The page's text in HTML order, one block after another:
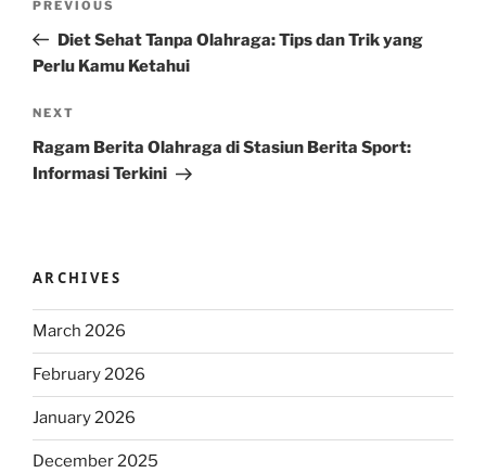
Previous
Post
PREVIOUS
Diet Sehat Tanpa Olahraga: Tips dan Trik yang
Perlu Kamu Ketahui
Next
Post
NEXT
Ragam Berita Olahraga di Stasiun Berita Sport:
Informasi Terkini
ARCHIVES
March 2026
February 2026
January 2026
December 2025